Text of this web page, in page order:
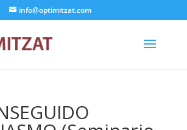
info@optimitzat.com